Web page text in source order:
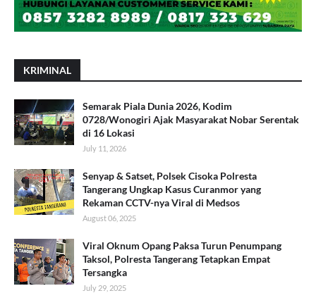
KRIMINAL
Semarak Piala Dunia 2026, Kodim
0728/Wonogiri Ajak Masyarakat Nobar Serentak
di 16 Lokasi
July 11, 2026
Senyap & Satset, Polsek Cisoka Polresta
Tangerang Ungkap Kasus Curanmor yang
Rekaman CCTV-nya Viral di Medsos
August 06, 2025
Viral Oknum Opang Paksa Turun Penumpang
Taksol, Polresta Tangerang Tetapkan Empat
Tersangka
July 29, 2025